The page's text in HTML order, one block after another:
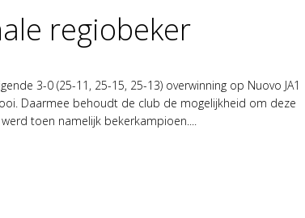
regiobeker
3-0 (25-11, 25-15, 25-13) overwinning op Nuovo JA1
Daarmee behoudt de club de mogelijkheid om deze
toen namelijk bekerkampioen....